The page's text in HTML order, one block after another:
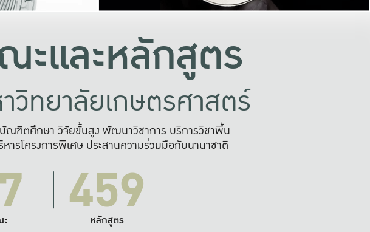
ะและหลักสูตร
วิทยาลัยเกษตรศาสตร์
ณฑิตศึกษา วิจัยขั้นสูง พัฒนาวิชาการ บริการวิชาพื้น
ารโครงการพิเศษ ประสานความร่วมมือกับนานาชาติ
459
หลักสูตร